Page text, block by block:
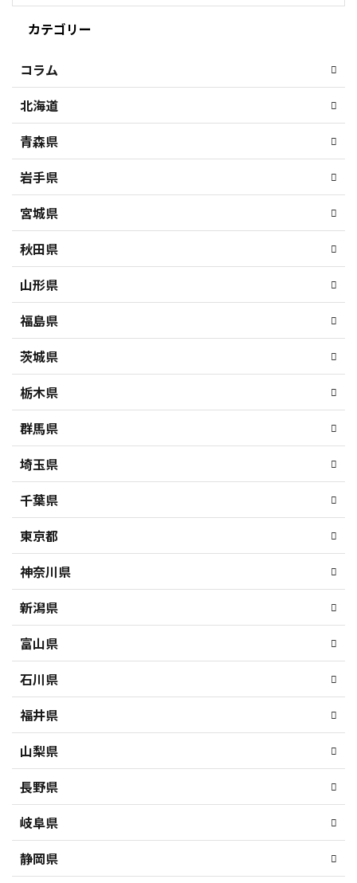
カテゴリー
コラム
北海道
青森県
岩手県
宮城県
秋田県
山形県
福島県
茨城県
栃木県
群馬県
埼玉県
千葉県
東京都
神奈川県
新潟県
富山県
石川県
福井県
山梨県
長野県
岐阜県
静岡県